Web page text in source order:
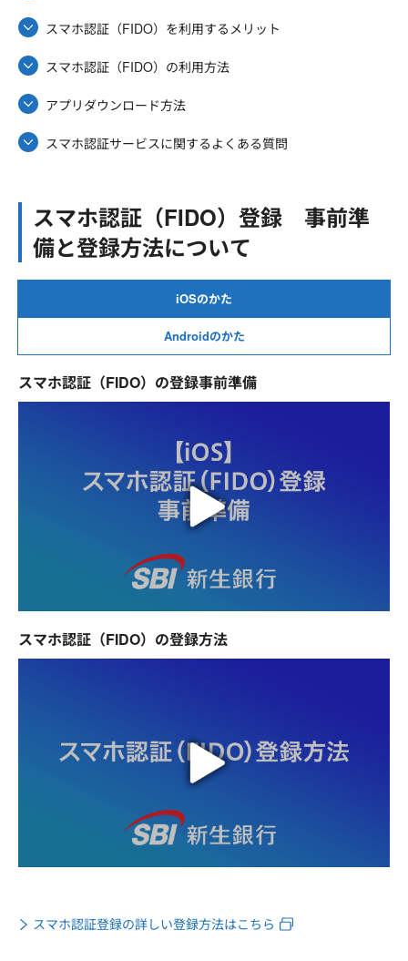
スマホ認証（FIDO）を利用するメリット
スマホ認証（FIDO）の利用方法
アプリダウンロード方法
スマホ認証サービスに関するよくある質問
スマホ認証（FIDO）登録 事前準
備と登録方法について
iOSのかた
Androidのかた
スマホ認証（FIDO）の登録事前準備
スマホ認証（FIDO）の登録方法
スマホ認証登録の詳しい登録方法はこちら